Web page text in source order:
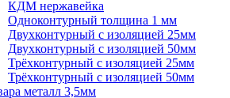
КДМ нержавейка
Одноконтурный толщина 1 мм
Двухконтурный с изоляцией 25мм
Двухконтурный с изоляцией 50мм
Трёхконтурный с изоляцией 25мм
Трёхконтурный с изоляцией 50мм
металл 3,5мм